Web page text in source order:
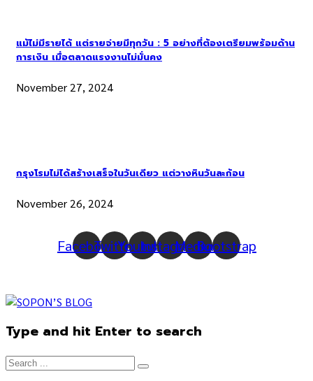
แม้ไม่มีรายได้ แต่รายจ่ายมีทุกวัน : 5 อย่างที่ต้องเตรียมพร้อมด้าน
การเงิน เมื่อตลาดแรงงานไม่มั่นคง
November 27, 2024
กรุงโรมไม่ได้สร้างเสร็จในวันเดียว แต่วางหินวันละก้อน
November 26, 2024
FacebookTwitterYoutubeInstagram
Medium
Bootstrap
Type and hit Enter to search